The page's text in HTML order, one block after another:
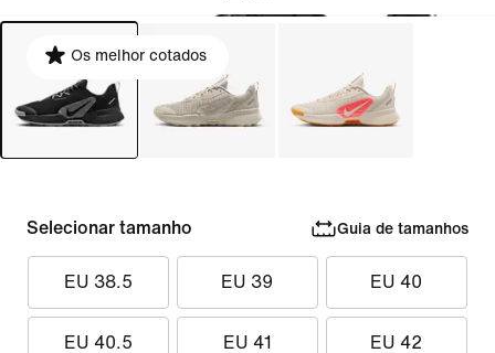
Os melhor cotados
Selecionar tamanho Guia de tamanhos
EU 38.5 EU 39 EU 40
EU 40.5 EU 41 EU 42